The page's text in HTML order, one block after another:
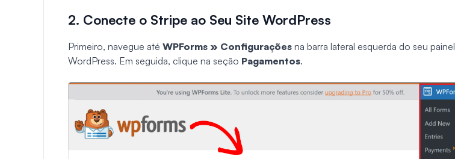
2. Conecte o Stripe ao Seu Site WordPress
Primeiro, navegue até WPForms » Configurações na barra lateral esquerda do seu painel
WordPress. Em seguida, clique na seção Pagamentos.